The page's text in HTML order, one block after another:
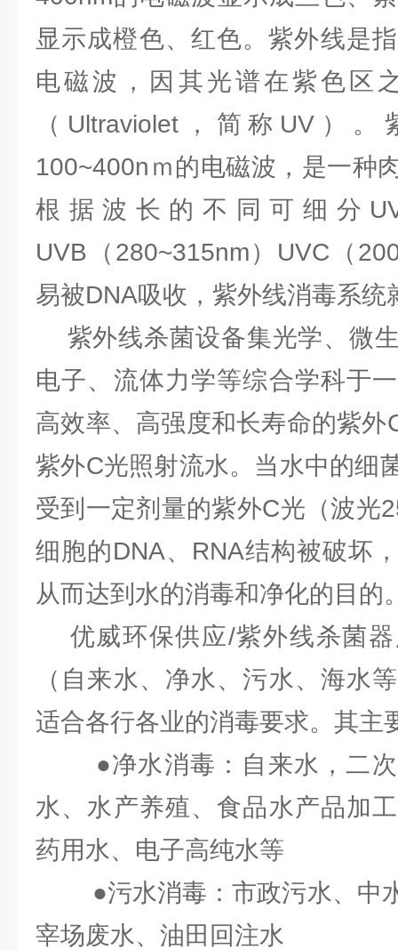
显示成橙色、红色。紫外线是
电磁波，因其光谱在紫色区
（Ultraviolet，简称UV）
100~400nｍ的电磁波，是一种
根据波长的不同可细分
UVB（280~315nm）UVC（
易被DNA吸收，紫外线消毒系统
紫外线杀菌设备集光学、微
电子、流体力学等综合学科于
高效率、高强度和长寿命的紫外
紫外C光照射流水。当水中的细
受到一定剂量的紫外C光（波光
细胞的DNA、RNA结构被破坏
从而达到水的消毒和净化的目的
优威环保供应/紫外线杀菌器
（自来水、净水、污水、海水
适合各行各业的消毒要求。其主
●净水消毒：自来水，二次
水、水产养殖、食品水产品加
药用水、电子高纯水等
●污水消毒：市政污水、中
宰场废水、油田回注水